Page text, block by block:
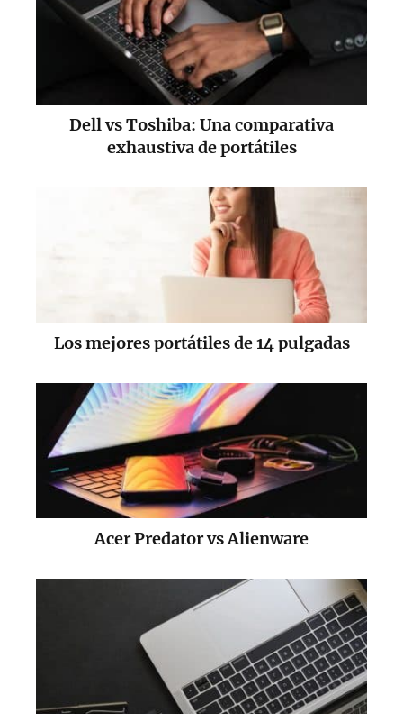
Dell vs Toshiba: Una comparativa
exhaustiva de portátiles
Los mejores portátiles de 14 pulgadas​
Acer Predator vs Alienware